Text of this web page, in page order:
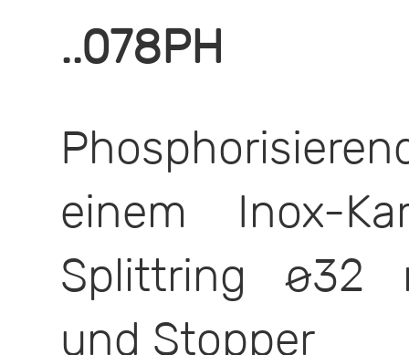
..078PH
einem Inox-
Splittring ø32
und Stopper